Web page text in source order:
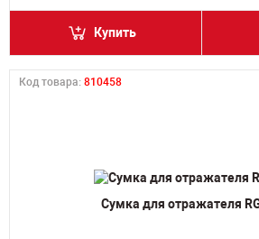
Купить
Код товара: 810458
Сумка для отражателя